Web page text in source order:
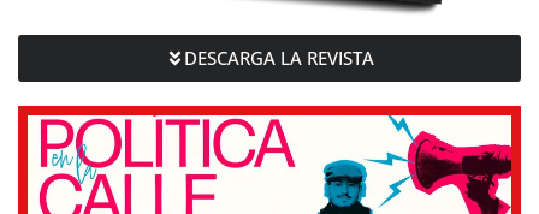
DESCARGA LA REVISTA